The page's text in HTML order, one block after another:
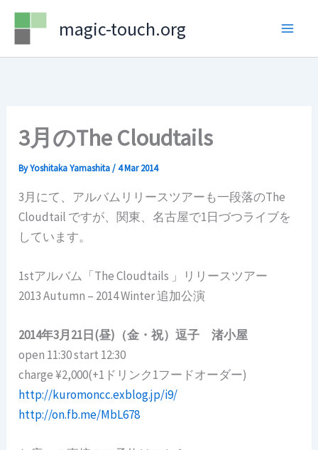
Skip
content
magic-touch.org
3月のThe Cloudtails
ByYoshitaka Yamashita/4 Mar 2014
3月にて、アルバムリリースツアーも一段落のThe
Cloudtail ですが、関東、名古屋で1日づつライブを
しています。
1stアルバム「The Cloudtails 」リリースツアー
2013 Autumn – 2014 Winter 追加公演
2014年3月21日(昼)（金・祝）逗子 渚小屋
open 11:30 start 12:30
charge ¥2,000(+1ドリンク1フードオーダー)
http://kuromoncc.exblog.jp/i9/
http://on.fb.me/MbL678